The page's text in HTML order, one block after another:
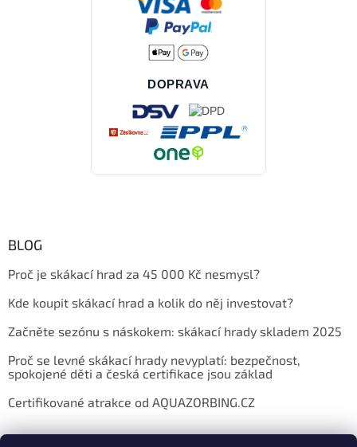
DOPRAVA
BLOG
Proč je skákací hrad za 45 000 Kč nesmysl?
Kde koupit skákací hrad a kolik do něj investovat?
Začněte sezónu s náskokem: skákací hrady skladem 2025
Proč se levné skákací hrady nevyplatí: bezpečnost,
spokojené děti a česká certifikace jsou základ
Certifikované atrakce od AQUAZORBING.CZ